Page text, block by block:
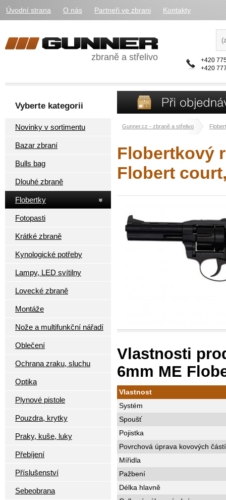
Úvodní strana O nás Partneři ve zbrani Kontakty
zbraně a střelivo
+420
+420
Vyberte kategorii
Novinky v sortimentu
Bazar zbraní
Bulls bag
Dlouhé zbraně
Flobertky
Fotopasti
Krátké zbraně
Kynologické potřeby
Lampy, LED svítilny
Lovecké zbraně
Montáže
Nože a multifunkční nářadí
Oblečení
Ochrana zraku, sluchu
Optika
Plynové pistole
Pouzdra, krytky
Praky, kuše, luky
Přebíjení
Příslušenství
Sebeobrana
Gunner.cz - zbraně a střelivo
Flobertkový
Flobert
Vlastnosti
6mm ME
Vlastnost
Systém
Spoušť
Pojistka
Povrchová úprava kovových částí
Mířidla
Pažbení
Délka hlavně